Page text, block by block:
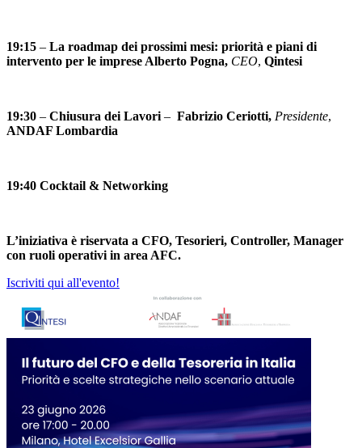
19:15 – La roadmap dei prossimi mesi: priorità e piani di
intervento per le imprese Alberto Pogna, CEO, Qintesi
19:30 – Chiusura dei Lavori – Fabrizio Ceriotti, Presidente,
ANDAF Lombardia
19:40 Cocktail & Networking
L’iniziativa è riservata a CFO, Tesorieri, Controller, Manager
con ruoli operativi in area AFC.
Iscriviti qui all'evento!